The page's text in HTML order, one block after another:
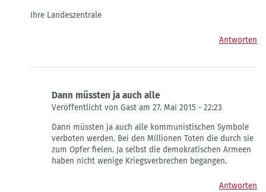
Ihre Landeszentrale
Antworten
Dann müssten ja auch alle
Veröffentlicht von Gast am 27. Mai 2015 - 22:23
auf
Verbot
verfassungsfeindlicher
Symbole
Dann müssten ja auch alle kommunistischen Symbole
verboten werden. Bei den Millionen Toten die durch sie
zum Opfer fielen. Ja selbst die demokratischen Armeen
haben nicht wenige Kriegsverbrechen begangen.
Antworten